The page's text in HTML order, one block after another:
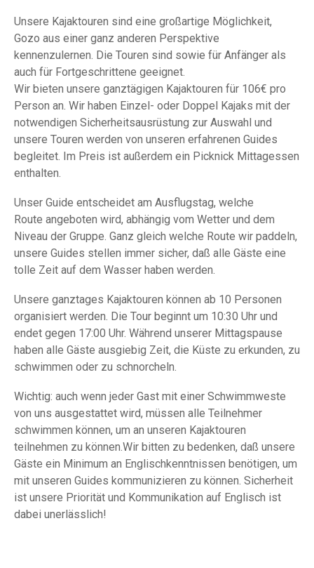
Unsere Kajaktouren sind eine großartige Möglichkeit,
Gozo aus einer ganz anderen Perspektive
kennenzulernen. Die Touren sind sowie für Anfänger als
auch für Fortgeschrittene geeignet.
Wir bieten unsere ganztägigen Kajaktouren für 106€ pro
Person an. Wir haben Einzel- oder Doppel Kajaks mit der
notwendigen Sicherheitsausrüstung zur Auswahl und
unsere Touren werden von unseren erfahrenen Guides
begleitet. Im Preis ist außerdem ein Picknick Mittagessen
enthalten.
Unser Guide entscheidet am Ausflugstag, welche
Route angeboten wird, abhängig vom Wetter und dem
Niveau der Gruppe. Ganz gleich welche Route wir paddeln,
unsere Guides stellen immer sicher, daß alle Gäste eine
tolle Zeit auf dem Wasser haben werden.
Unsere ganztages Kajaktouren können ab 10 Personen
organisiert werden. Die Tour beginnt um 10:30 Uhr und
endet gegen 17:00 Uhr. Während unserer Mittagspause
haben alle Gäste ausgiebig Zeit, die Küste zu erkunden, zu
schwimmen oder zu schnorcheln.
Wichtig: auch wenn jeder Gast mit einer Schwimmweste
von uns ausgestattet wird, müssen alle Teilnehmer
schwimmen können, um an unseren Kajaktouren
teilnehmen zu können.Wir bitten zu bedenken, daß unsere
Gäste ein Minimum an Englischkenntnissen benötigen, um
mit unseren Guides kommunizieren zu können. Sicherheit
ist unsere Priorität und Kommunikation auf Englisch ist
dabei unerlässlich!